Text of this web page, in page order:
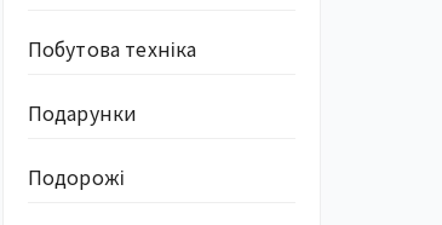
Побутова техніка
Подарунки
Подорожі